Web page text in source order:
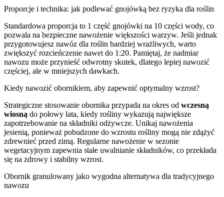
Proporcje i technika: jak podlewać gnojówką bez ryzyka dla roślin
Standardowa proporcja to 1 część gnojówki na 10 części wody, co
pozwala na bezpieczne nawożenie większości warzyw. Jeśli jednak
przygotowujesz nawóz dla roślin bardziej wrażliwych, warto
zwiększyć rozcieńczenie nawet do 1:20. Pamiętaj, że nadmiar
nawozu może przynieść odwrotny skutek, dlatego lepiej nawozić
częściej, ale w mniejszych dawkach.
Kiedy nawozić obornikiem, aby zapewnić optymalny wzrost?
Strategiczne stosowanie obornika przypada na okres od wczesną
wiosną do połowy lata, kiedy rośliny wykazują największe
zapotrzebowanie na składniki odżywcze. Unikaj nawożenia
jesienią, ponieważ pobudzone do wzrostu rośliny mogą nie zdążyć
zdrewnieć przed zimą. Regularne nawożenie w sezonie
wegetacyjnym zapewnia stałe uwalnianie składników, co przekłada
się na zdrowy i stabilny wzrost.
Obornik granulowany jako wygodna alternatywa dla tradycyjnego
nawozu